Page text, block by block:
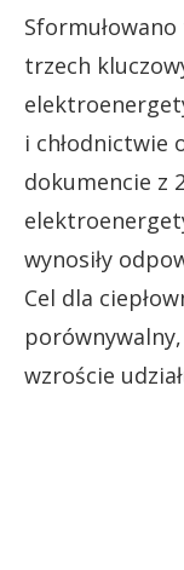
trzech
i chłodnictwie
dokumencie z
wynosiły
Cel dla
wzroście